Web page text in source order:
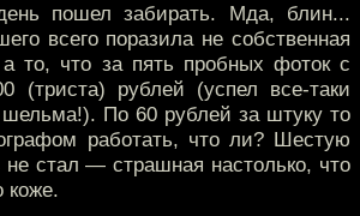
пошел забирать. Мда, блин...
всего поразила не собственная
а то, что за пять пробных фоток с
(триста) рублей (успел все-таки
шельма!). По 60 рублей за штуку то
работать, что ли? Шестую
стал — страшная настолько, что
коже.